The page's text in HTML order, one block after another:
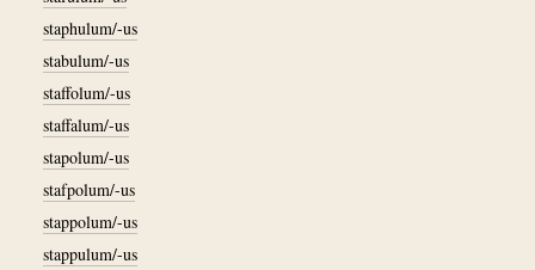
staphulum/-us
stabulum/-us
staffolum/-us
staffalum/-us
stapolum/-us
stafpolum/-us
stappolum/-us
stappulum/-us